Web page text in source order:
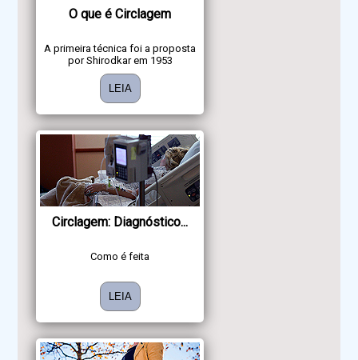
O que é Circlagem
A primeira técnica foi a proposta
por Shirodkar em 1953
LEIA
Circlagem: Diagnóstico...
Como é feita
LEIA